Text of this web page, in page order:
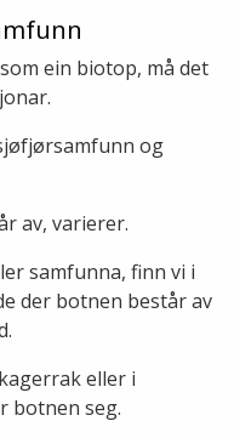
ein biotop, må det
og
av, varierer.
samfunna, finn vi i
der botnen består av
eller i
botnen seg.